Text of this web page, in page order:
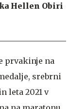
Hellen Obiri
prvakinje na
srebrni
leta 2021 v